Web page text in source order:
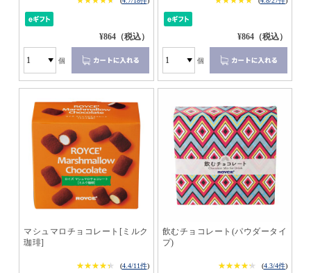
¥864（税込）
個
¥864（税込）
個
マシュマロチョコレート[ミルク
珈琲]
★★★★★
★★★★★ (4.4/11件)
飲むチョコレート(パウダータイ
プ)
★★★★★
★★★★★ (4.3/4件)